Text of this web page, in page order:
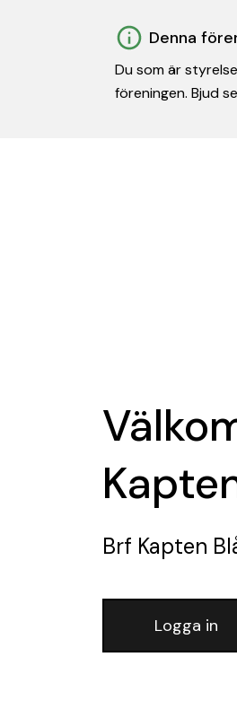
Denna
Du som är
föreningen. Bjud
Brf Kapten
Logga in